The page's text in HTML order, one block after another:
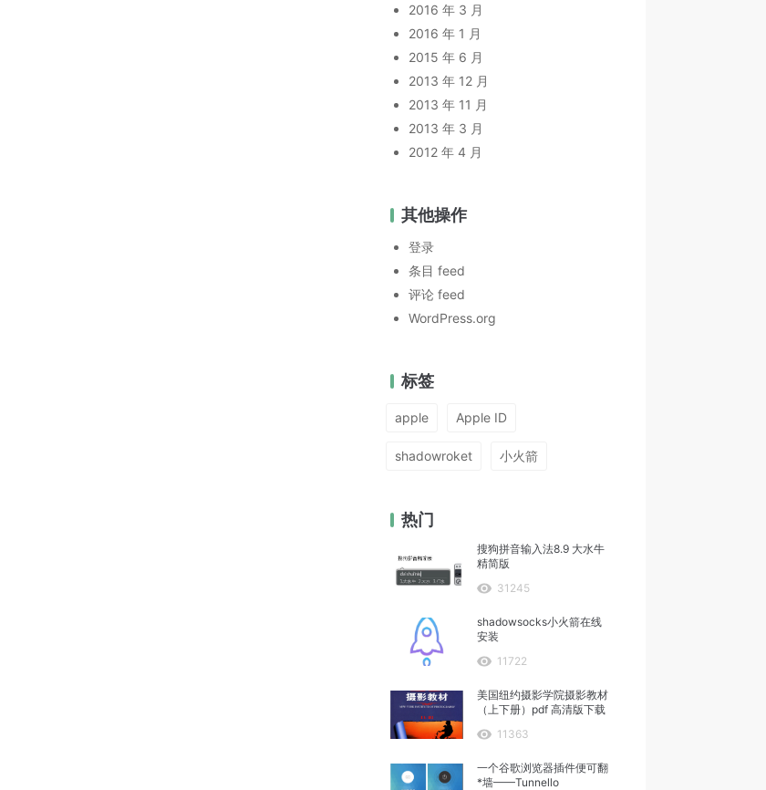
2016 年 3 月
2016 年 1 月
2015 年 6 月
2013 年 12 月
2013 年 11 月
2013 年 3 月
2012 年 4 月
其他操作
登录
条目 feed
评论 feed
WordPress.org
标签
apple Apple ID
shadowroket 小火箭
热门
搜狗拼音输入法8.9 大水牛
精简版
31245
shadowsocks小火箭在线
安装
11722
美国纽约摄影学院摄影教材
（上下册）pdf 高清版下载
11363
一个谷歌浏览器插件便可翻
*墙——Tunnello